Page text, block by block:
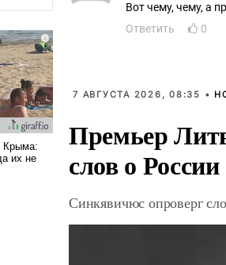
Вот чему, чему, а
Ответить
0
7 АВГУСТА 2026, 08:35 •
Премьер
слов о России
Синкявичюс опроверг